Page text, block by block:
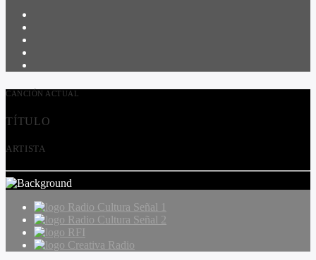
CANCIÓN ACTUAL
TÍTULO
ARTISTA
Radio Cultura Señal 1
Radio Cultura Señal 2
RFI
Creativa Radio